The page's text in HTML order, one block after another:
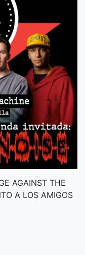
AGAINST THE
A LOS AMIGOS